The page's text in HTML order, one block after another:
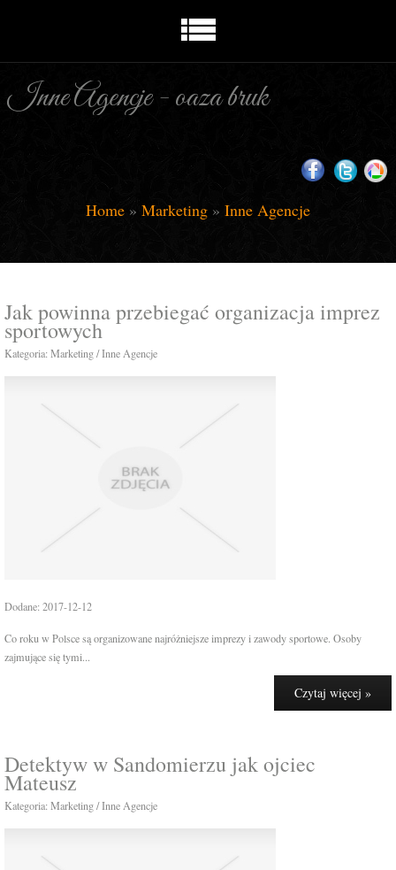
Inne Agencje - oaza bruk
Home » Marketing » Inne Agencje
Jak powinna przebiegać organizacja imprez
sportowych
Kategoria: Marketing / Inne Agencje
Dodane: 2017-12-12
Co roku w Polsce są organizowane najróżniejsze imprezy i zawody sportowe. Osoby
zajmujące się tymi...
Czytaj więcej »
Detektyw w Sandomierzu jak ojciec
Mateusz
Kategoria: Marketing / Inne Agencje